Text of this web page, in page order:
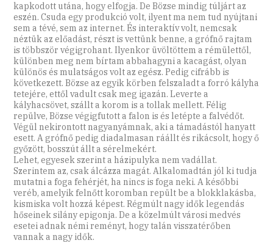
kapkodott utána, hogy elfogja. De Bözse mindig túljárt az
eszén. Csuda egy produkció volt, ilyent ma nem tud nyújtani
sem a tévé, sem az internet. És interaktív volt, nemcsak
néztük az előadást, részt is vettünk benne, a grófnő rajtam
is többször végigrohant. Ilyenkor üvöltöttem a rémülettől,
különben meg nem bírtam abbahagyni a kacagást, olyan
különös és mulatságos volt az egész. Pedig cifrább is
következett. Bözse az egyik körben felszaladt a forró kályha
tetejére, ettől vadult csak meg igazán. Leverte a
kályhacsövet, szállt a korom is a tollak mellett. Félig
repülve, Bözse végigfutott a falon is és letépte a falvédőt.
Végül nekirontott nagyanyámnak, aki a támadástól hanyatt
esett. A grófnő pedig diadalmasan ráállt és rikácsolt, hogy ő
győzött, bosszút állt a sérelmekért.
Lehet, egyesek szerint a házipulyka nem vadállat.
Szerintem az, csak álcázza magát. Alkalomadtán jól ki tudja
mutatni a foga fehérjét, ha nincs is foga neki. A későbbi
veréb, amelyik felnőtt koromban repült be a blokklakásba,
kismiska volt hozzá képest. Régmúlt nagy idők legendás
hőseinek silány epigonja. De a közelmúlt városi medvés
esetei adnak némi reményt, hogy talán visszatérőben
vannak a nagy idők.